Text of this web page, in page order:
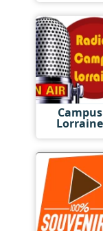
Campus
Lorraine